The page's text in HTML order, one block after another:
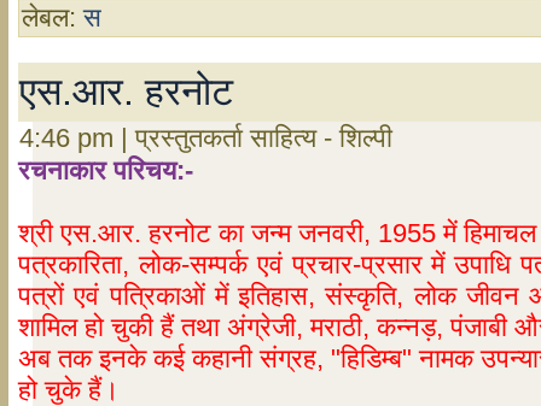
लेबल:स
एस.आर. हरनोट
4:46 pm | प्रस्तुतकर्ता साहित्य - शिल्पी
रचनाकार परिचय:-
श्री एस.आर. हरनोट का जन्म जनवरी, 1955 में
पत्रकारिता, लोक-सम्पर्क एवं प्रचार-प्रसार में
पत्रों एवं पत्रिकाओं में इतिहास, संस्कृति, लोक जीवन
शामिल हो चुकी हैं तथा अंग्रेजी, मराठी, कन्नड़,
अब तक इनके कई कहानी संग्रह, "हिडिम्ब" नामक
हो चुके हैं।